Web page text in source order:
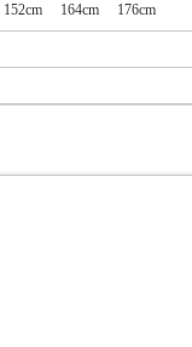
152cm 164cm 176cm